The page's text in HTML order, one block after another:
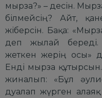
мырза?» – десін.
білмейсің? Айт,
жіберсін. Бақа:
деп жылай береді.
жеткен жерің осы»
Енді мырза құтырсын.
жиналып: «Бұл
дуалап жүрген